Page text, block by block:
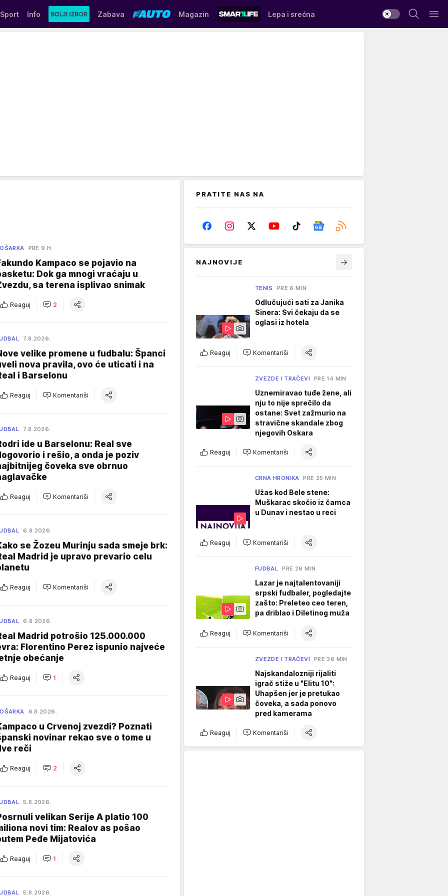
Sport Info Zabava Magazin Lepa i srećna
PRE 9 H
Kampaco se pojavio na
Dok ga mnogi vraćaju u
sa terena isplivao snimak
Reaguj 2
7.8.2026.
velike promene u fudbalu: Španci
nova pravila, ovo će uticati i na
i Barselonu
Reaguj Komentariši
7.8.2026.
ide u Barselonu: Real sve
i rešio, a onda je poziv
čoveka sve obrnuo
Reaguj Komentariši
6.8.2026.
se Žozeu Murinju sada smeje brk:
Madrid je upravo prevario celu
Reaguj Komentariši
6.8.2026.
Madrid potrošio 125.000.000
Florentino Perez ispunio najveće
obećanje
Reaguj 1
6.8.2026.
u Crvenoj zvezdi? Poznati
novinar rekao sve o tome u
reči
Reaguj 2
5.8.2026.
velikan Serije A platio 100
novi tim: Realov as pošao
Peđe Mijatovića
Reaguj 1
5.8.2026.
PRATITE NAS NA
NAJNOVIJE
TENIS PRE 6 MIN
Odlučujući sati za Janika
Sinera: Svi čekaju da se
oglasi iz hotela
Reaguj Komentariši
ZVEZDE I TRAČEVI PRE 14 MIN
Uznemiravao tuđe žene, ali
nju to nije sprečilo da
ostane: Svet zažmurio na
stravične skandale zbog
njegovih Oskara
Reaguj Komentariši
CRNA HRONIKA PRE 25 MIN
Užas kod Bele stene:
Muškarac skočio iz čamca
u Dunav i nestao u reci
Reaguj Komentariši
FUDBAL PRE 26 MIN
Lazar je najtalentovaniji
srpski fudbaler, pogledajte
zašto: Preleteo ceo teren,
pa driblao i Diletinog muža
Reaguj Komentariši
ZVEZDE I TRAČEVI PRE 36 MIN
Najskandalozniji rijaliti
igrač stiže u "Elitu 10":
Uhapšen jer je pretukao
čoveka, a sada ponovo
pred kamerama
Reaguj Komentariši